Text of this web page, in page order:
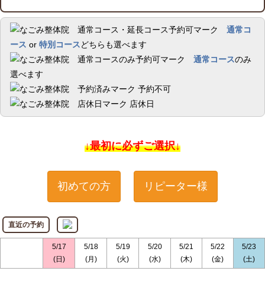
通常コ
ース or 特別コースどちらも選べます
通常コースのみ
選べます
予約不可
店休日
↓最初に必ずご選択↓
初めての方 リピーター様
直近の予約
5/17
(日)
5/18
(月)
5/19
(火)
5/20
(水)
5/21
(木)
5/22
(金)
5/23
(土)